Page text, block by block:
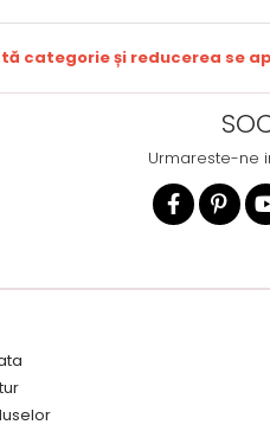
categorie și reducerea se
Urmareste-ne